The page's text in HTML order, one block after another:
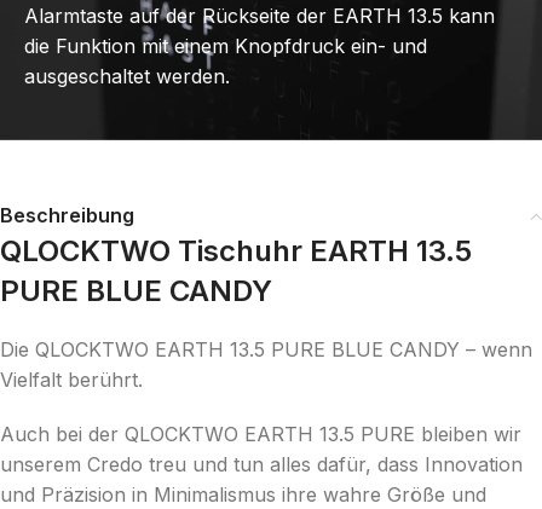
Alarmtaste auf der Rückseite der EARTH 13.5 kann
die Funktion mit einem Knopfdruck ein- und
ausgeschaltet werden.
Beschreibung
QLOCKTWO Tischuhr EARTH 13.5
PURE BLUE CANDY
Die QLOCKTWO EARTH 13.5 PURE BLUE CANDY – wenn
Vielfalt berührt.
Auch bei der QLOCKTWO EARTH 13.5 PURE bleiben wir
unserem Credo treu und tun alles dafür, dass Innovation
und Präzision in Minimalismus ihre wahre Größe und